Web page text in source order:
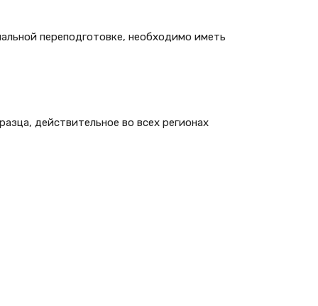
переподготовке, необходимо иметь
действительное во всех регионах